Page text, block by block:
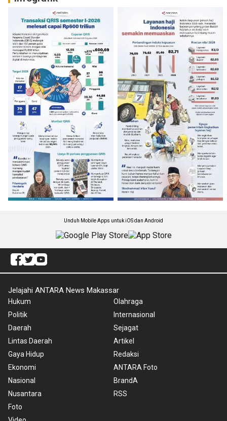
Unduh Mobile Apps untuk iOS dan Android
Jelajahi ANTARA News Makassar
Hukum
Politik
Daerah
Lintas Daerah
Gaya Hidup
Ekonomi
Nasional
Nusantara
Foto
Olahraga
Internasional
Sejagat
Artikel
Redaksi
ANTARA Foto
BrandA
RSS